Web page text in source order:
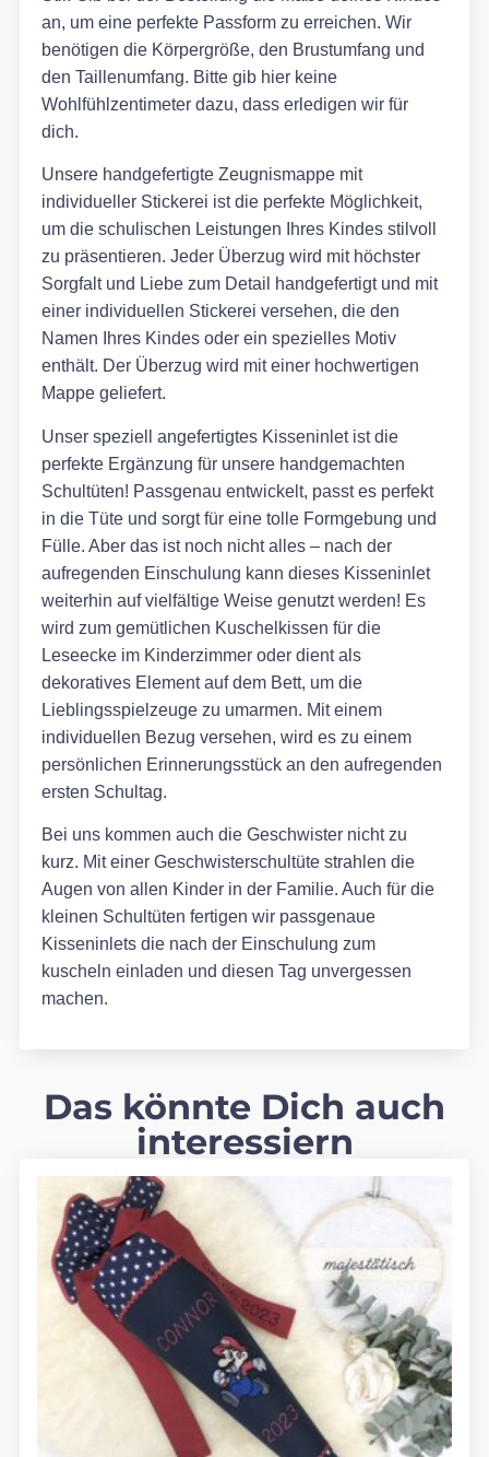
an, um eine perfekte Passform zu erreichen. Wir
benötigen die Körpergröße, den Brustumfang und
den Taillenumfang. Bitte gib hier keine
Wohlfühlzentimeter dazu, dass erledigen wir für
dich.
Unsere handgefertigte Zeugnismappe mit
individueller Stickerei ist die perfekte Möglichkeit,
um die schulischen Leistungen Ihres Kindes stilvoll
zu präsentieren. Jeder Überzug wird mit höchster
Sorgfalt und Liebe zum Detail handgefertigt und mit
einer individuellen Stickerei versehen, die den
Namen Ihres Kindes oder ein spezielles Motiv
enthält. Der Überzug wird mit einer hochwertigen
Mappe geliefert.
Unser speziell angefertigtes Kisseninlet ist die
perfekte Ergänzung für unsere handgemachten
Schultüten! Passgenau entwickelt, passt es perfekt
in die Tüte und sorgt für eine tolle Formgebung und
Fülle. Aber das ist noch nicht alles – nach der
aufregenden Einschulung kann dieses Kisseninlet
weiterhin auf vielfältige Weise genutzt werden! Es
wird zum gemütlichen Kuschelkissen für die
Leseecke im Kinderzimmer oder dient als
dekoratives Element auf dem Bett, um die
Lieblingsspielzeuge zu umarmen. Mit einem
individuellen Bezug versehen, wird es zu einem
persönlichen Erinnerungsstück an den aufregenden
ersten Schultag.
Bei uns kommen auch die Geschwister nicht zu
kurz. Mit einer Geschwisterschultüte strahlen die
Augen von allen Kinder in der Familie. Auch für die
kleinen Schultüten fertigen wir passgenaue
Kisseninlets die nach der Einschulung zum
kuscheln einladen und diesen Tag unvergessen
machen.
Das könnte Dich auch
interessiern